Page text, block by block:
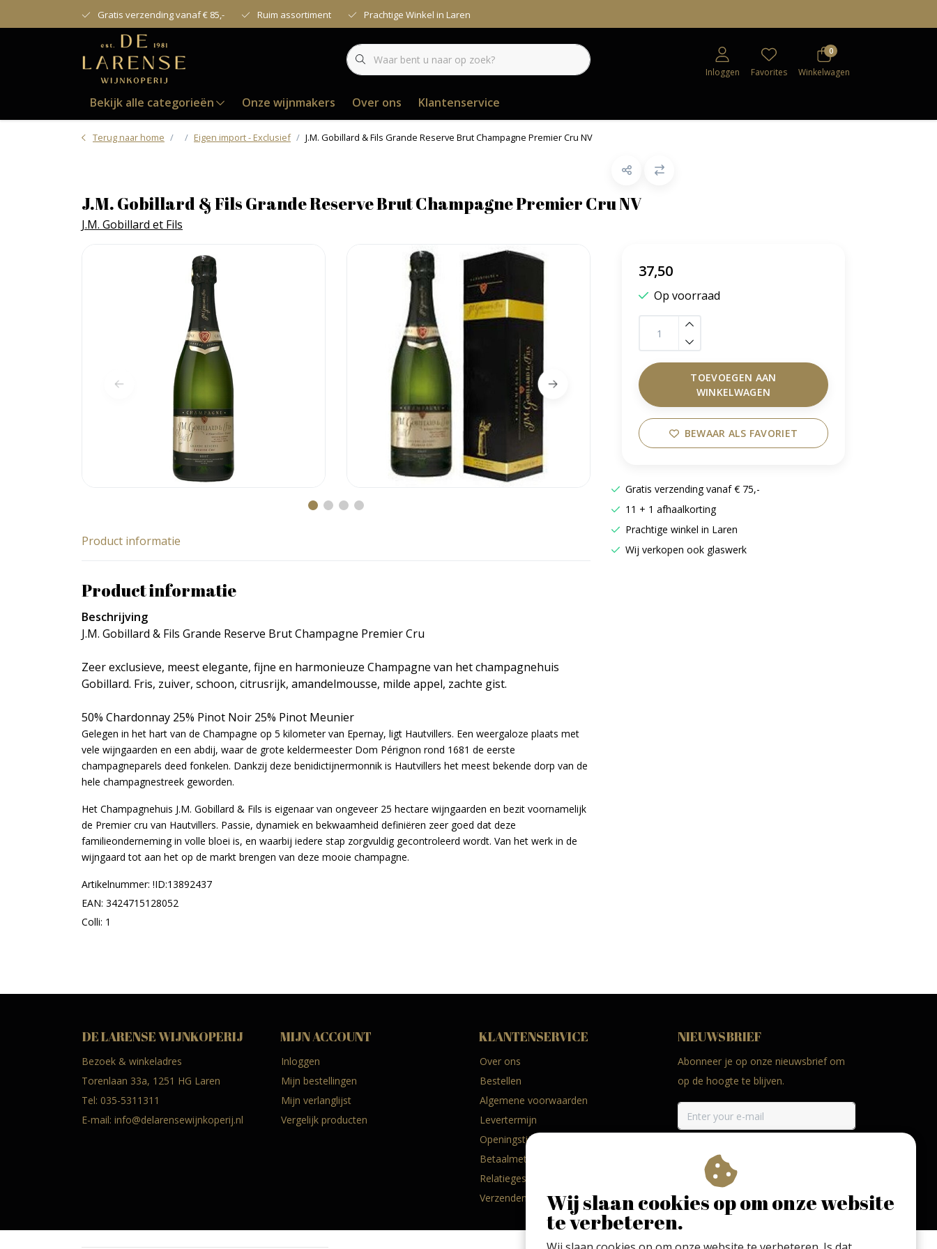
Gratis verzending vanaf € 85,- Ruim assortiment Prachtige Winkel in Laren
Inloggen Favorites
0
Winkelwagen
Bekijk alle categorieën Onze wijnmakers Over ons Klantenservice
Terug naar home Eigen import - Exclusief J.M. Gobillard & Fils Grande Reserve Brut Champagne Premier Cru NV
J.M. Gobillard & Fils Grande Reserve Brut Champagne Premier Cru NV
J.M. Gobillard et Fils
37,50
Op voorraad
TOEVOEGEN AAN
WINKELWAGEN
BEWAAR ALS FAVORIET
Gratis verzending vanaf € 75,-
11 + 1 afhaalkorting
Prachtige winkel in Laren
Wij verkopen ook glaswerk
Product informatie
Product informatie
Beschrijving
J.M. Gobillard & Fils Grande Reserve Brut Champagne Premier Cru
Zeer exclusieve, meest elegante, fijne en harmonieuze Champagne van het champagnehuis
Gobillard. Fris, zuiver, schoon, citrusrijk, amandelmousse, milde appel, zachte gist.
50% Chardonnay 25% Pinot Noir 25% Pinot Meunier
Gelegen in het hart van de Champagne op 5 kilometer van Epernay, ligt Hautvillers. Een weergaloze plaats met
vele wijngaarden en een abdij, waar de grote keldermeester Dom Pérignon rond 1681 de eerste
champagneparels deed fonkelen. Dankzij deze benidictijnermonnik is Hautvillers het meest bekende dorp van de
hele champagnestreek geworden.
Het Champagnehuis J.M. Gobillard & Fils is eigenaar van ongeveer 25 hectare wijngaarden en bezit voornamelijk
de Premier cru van Hautvillers. Passie, dynamiek en bekwaamheid definiëren zeer goed dat deze
familieonderneming in volle bloei is, en waarbij iedere stap zorgvuldig gecontroleerd wordt. Van het werk in de
wijngaard tot aan het op de markt brengen van deze mooie champagne.
Artikelnummer: !ID:13892437
EAN: 3424715128052
Colli: 1
DE LARENSE WIJNKOPERIJ
Bezoek & winkeladres
Torenlaan 33a, 1251 HG Laren
Tel: 035-5311311
E-mail: info@delarensewijnkoperij.nl
MIJN ACCOUNT
Inloggen
Mijn bestellingen
Mijn verlanglijst
Vergelijk producten
KLANTENSERVICE
Over ons
Bestellen
Algemene voorwaarden
Levertermijn
Openingstijden
Betaalmethoden
Relatiegeschenken
Verzenden & retourneren
NIEUWSBRIEF
Abonneer je op onze nieuwsbrief om
op de hoogte te blijven.
ABONNEER
Wij slaan cookies op om onze website
te verbeteren.